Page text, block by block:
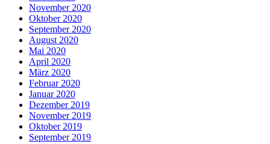
November 2020
Oktober 2020
September 2020
August 2020
Mai 2020
April 2020
März 2020
Februar 2020
Januar 2020
Dezember 2019
November 2019
Oktober 2019
September 2019